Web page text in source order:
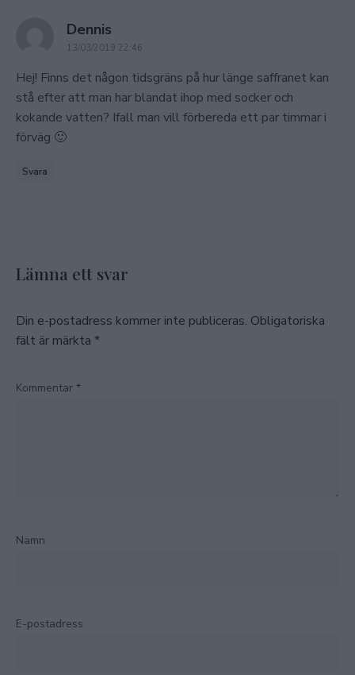
Dennis
13/03/2019 22:46
Hej! Finns det någon tidsgräns på hur länge saffranet kan
stå efter att man har blandat ihop med socker och
kokande vatten? Ifall man vill förbereda ett par timmar i
förväg 🙂
Svara
Lämna ett svar
Din e-postadress kommer inte publiceras. Obligatoriska
fält är märkta *
Kommentar *
Namn
E-postadress